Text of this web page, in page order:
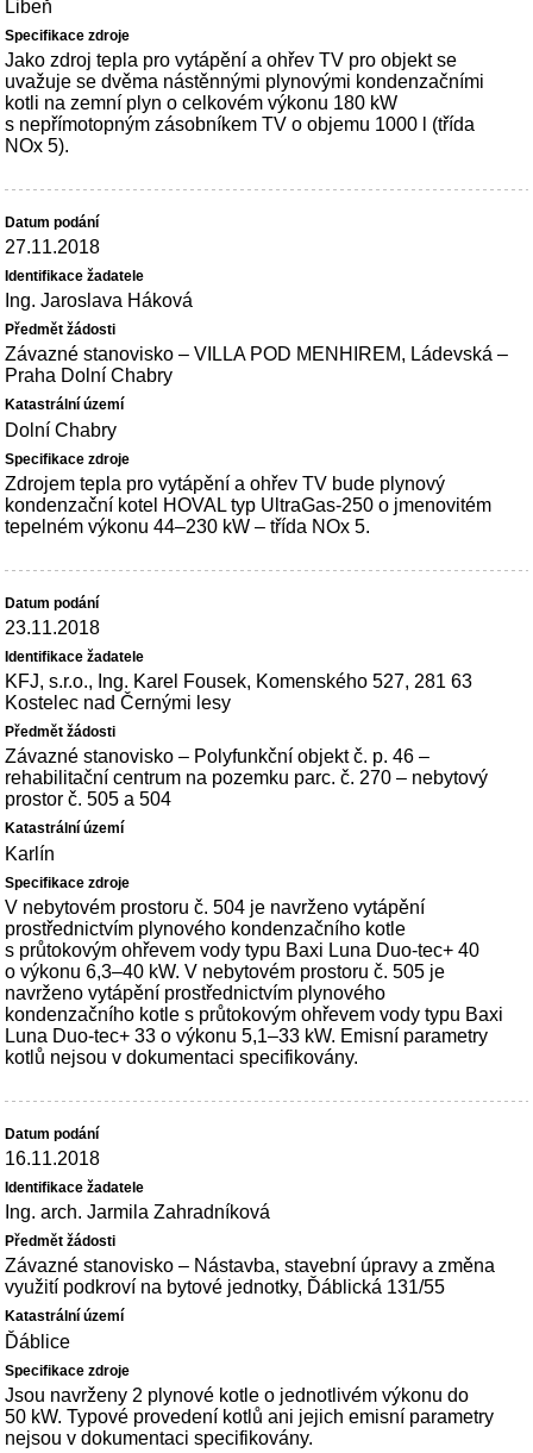
Libeň
Jako zdroj tepla pro vytápění a ohřev TV pro objekt se
uvažuje se dvěma nástěnnými plynovými kondenzačními
kotli na zemní plyn o celkovém výkonu 180 kW
s nepřímotopným zásobníkem TV o objemu 1000 l (třída
NOx 5).
27.11.2018
Ing. Jaroslava Háková
Závazné stanovisko – VILLA POD MENHIREM, Ládevská –
Praha Dolní Chabry
Dolní Chabry
Zdrojem tepla pro vytápění a ohřev TV bude plynový
kondenzační kotel HOVAL typ UltraGas-250 o jmenovitém
tepelném výkonu 44–230 kW – třída NOx 5.
23.11.2018
KFJ, s.r.o., Ing. Karel Fousek, Komenského 527, 281 63
Kostelec nad Černými lesy
Závazné stanovisko – Polyfunkční objekt č. p. 46 –
rehabilitační centrum na pozemku parc. č. 270 – nebytový
prostor č. 505 a 504
Karlín
V nebytovém prostoru č. 504 je navrženo vytápění
prostřednictvím plynového kondenzačního kotle
s průtokovým ohřevem vody typu Baxi Luna Duo-tec+ 40
o výkonu 6,3–40 kW. V nebytovém prostoru č. 505 je
navrženo vytápění prostřednictvím plynového
kondenzačního kotle s průtokovým ohřevem vody typu Baxi
Luna Duo-tec+ 33 o výkonu 5,1–33 kW. Emisní parametry
kotlů nejsou v dokumentaci specifikovány.
16.11.2018
Ing. arch. Jarmila Zahradníková
Závazné stanovisko – Nástavba, stavební úpravy a změna
využití podkroví na bytové jednotky, Ďáblická 131/55
Ďáblice
Jsou navrženy 2 plynové kotle o jednotlivém výkonu do
50 kW. Typové provedení kotlů ani jejich emisní parametry
nejsou v dokumentaci specifikovány.